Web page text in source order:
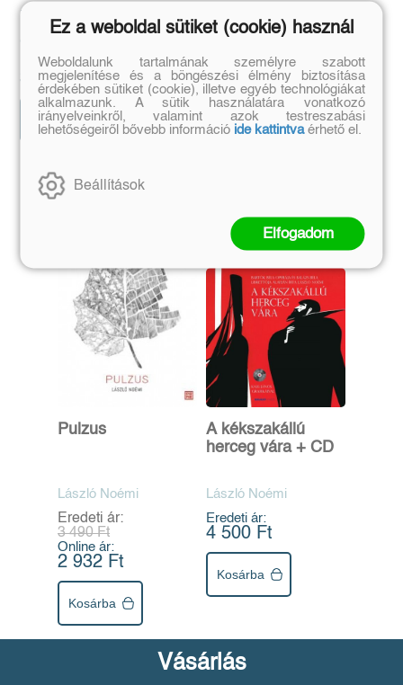
Érsek-Obádovics Mercédesz
előadásában
Eredeti ár:
3 995 Ft
Kosárba
Bodó Béla, Rudolf Péter
Eredeti ár:
3 500 Ft
Kosárba
Szerző további művei
Pulzus
László Noémi
Eredeti ár:
3 490 Ft
Online ár:
2 932 Ft
Kosárba
A kékszakállú
herceg vára + CD
László Noémi
Eredeti ár:
4 500 Ft
Kosárba
Vásárlás
Ez a weboldal sütiket (cookie) használ
Weboldalunk tartalmának személyre szabott
megjelenítése és a böngészési élmény biztosítása
érdekében sütiket (cookie), illetve egyéb technológiákat
alkalmazunk. A sütik használatára vonatkozó
irányelveinkről, valamint azok testreszabási
lehetőségeiről bővebb információ ide kattintvaérhető el.
Beállítások
Elfogadom